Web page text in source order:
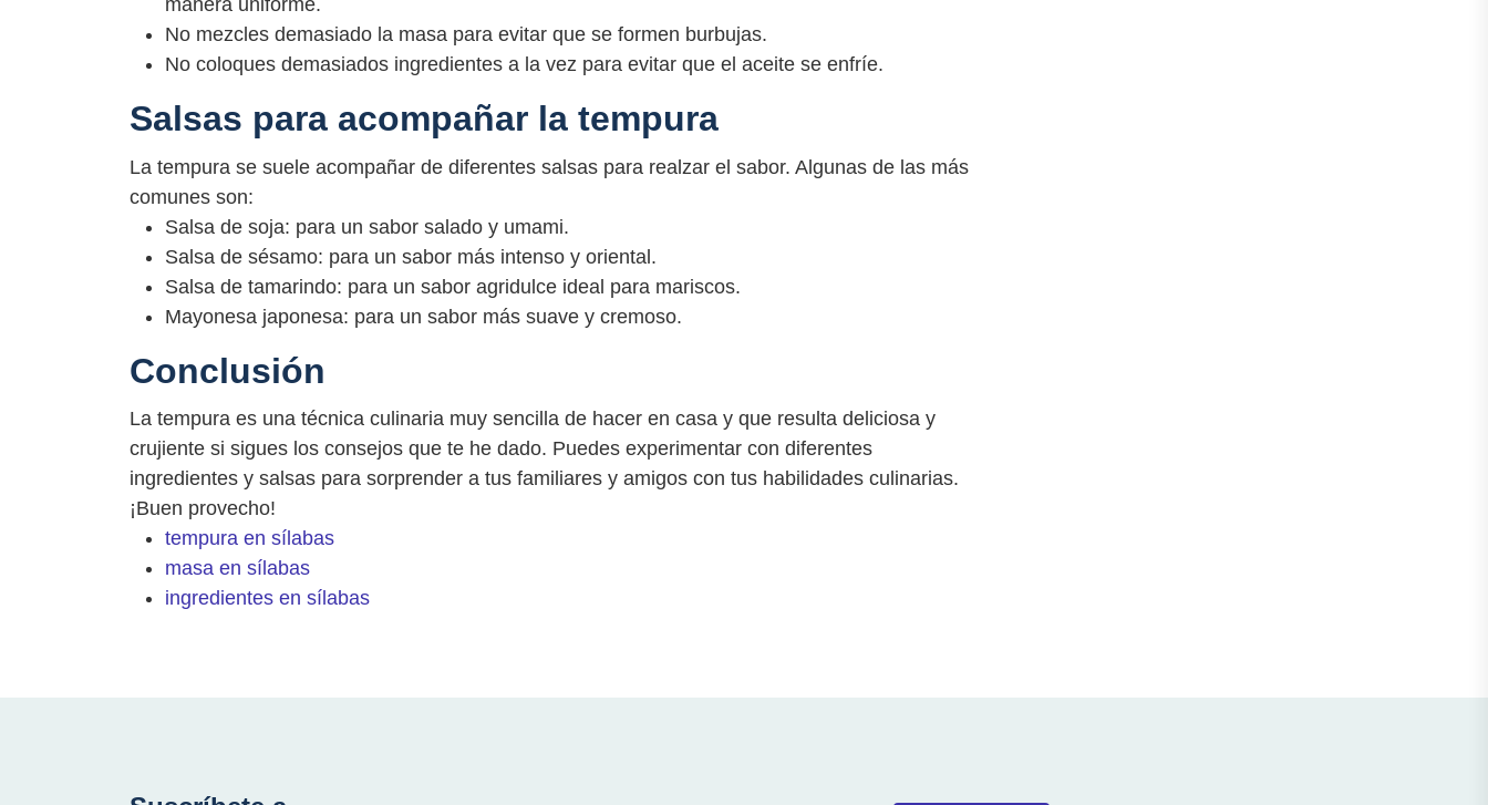
manera uniforme.
No mezcles demasiado la masa para evitar que se formen burbujas.
No coloques demasiados ingredientes a la vez para evitar que el aceite se enfríe.
Salsas para acompañar la tempura
La tempura se suele acompañar de diferentes salsas para realzar el sabor. Algunas de las más
comunes son:
Salsa de soja: para un sabor salado y umami.
Salsa de sésamo: para un sabor más intenso y oriental.
Salsa de tamarindo: para un sabor agridulce ideal para mariscos.
Mayonesa japonesa: para un sabor más suave y cremoso.
Conclusión
La tempura es una técnica culinaria muy sencilla de hacer en casa y que resulta deliciosa y
crujiente si sigues los consejos que te he dado. Puedes experimentar con diferentes
ingredientes y salsas para sorprender a tus familiares y amigos con tus habilidades culinarias.
¡Buen provecho!
tempura en sílabas
masa en sílabas
ingredientes en sílabas